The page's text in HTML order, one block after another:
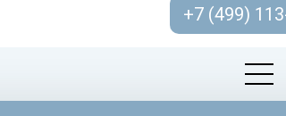
+7 (499)